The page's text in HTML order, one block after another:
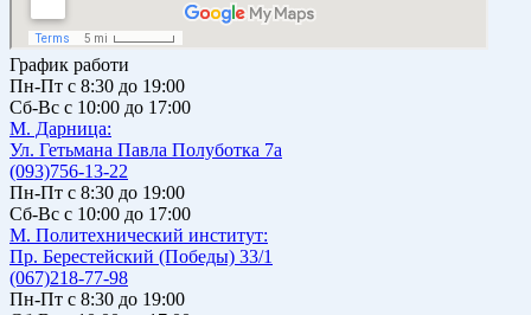
График работи
Пн-Пт с 8:30 до 19:00
Сб-Вс с 10:00 до 17:00
М. Дарницa:
Ул. Гетьмана Павла Полуботка 7а
(093)756-13-22
Пн-Пт с 8:30 до 19:00
Сб-Вс с 10:00 до 17:00
М. Политехнический институт:
Пр. Берестейский (Победы) 33/1
(067)218-77-98
Пн-Пт с 8:30 до 19:00